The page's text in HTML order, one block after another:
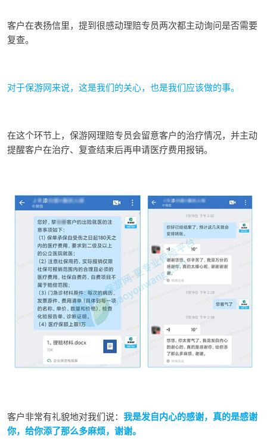
客户在表扬信里，提到很感动理赔专员两次都主动询问是否需要
复查。
对于保游网来说，这是我们的关心，也是我们应该做的事。
在这个环节上，保游网理赔专员会留意客户的治疗情况，并主动
提醒客户在治疗、复查结束后再申请医疗费用报销。
客户非常有礼貌地对我们说： 我是发自内心的感谢，真的是感谢
你，给你添了那么多麻烦，谢谢。